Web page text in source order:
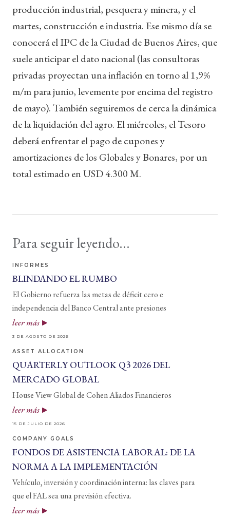
producción industrial, pesquera y minera, y el
martes, construcción e industria. Ese mismo día se
conocerá el IPC de la Ciudad de Buenos Aires, que
suele anticipar el dato nacional (las consultoras
privadas proyectan una inflación en torno al 1,9%
m/m para junio, levemente por encima del registro
de mayo). También seguiremos de cerca la dinámica
de la liquidación del agro. El miércoles, el Tesoro
deberá enfrentar el pago de cupones y
amortizaciones de los Globales y Bonares, por un
total estimado en USD 4.300 M.
Para seguir leyendo...
INFORMES
BLINDANDO EL RUMBO
El Gobierno refuerza las metas de déficit cero e
independencia del Banco Central ante presiones
leer más
3 DE AGOSTO DE 2026
ASSET ALLOCATION
QUARTERLY OUTLOOK Q3 2026 DEL
MERCADO GLOBAL
House View Global de Cohen Aliados Financieros
leer más
15 DE JULIO DE 2026
COMPANY GOALS
FONDOS DE ASISTENCIA LABORAL: DE LA
NORMA A LA IMPLEMENTACIÓN
Vehículo, inversión y coordinación interna: las claves para
que el FAL sea una previsión efectiva.
leer más